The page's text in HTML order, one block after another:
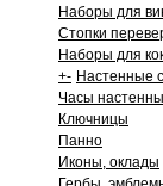
Наборы для
Стопки
Наборы для
+- Настенные
Часы
Ключницы
Панно
Иконы, оклады